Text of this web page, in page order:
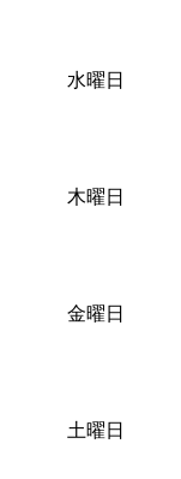
水曜日
木曜日
金曜日
土曜日